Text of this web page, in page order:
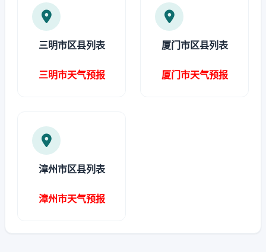
三明市区县列表
三明市天气预报
厦门市区县列表
厦门市天气预报
漳州市区县列表
漳州市天气预报